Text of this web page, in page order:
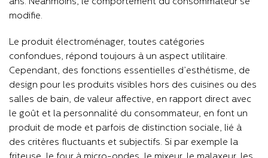
ans. Néanmoins, le comportement du consommateur se
modifie.
Le produit électroménager, toutes catégories
confondues, répond toujours à un aspect utilitaire.
Cependant, des fonctions essentielles d’esthétisme, de
design pour les produits visibles hors des cuisines ou des
salles de bain, de valeur affective, en rapport direct avec
le goût et la personnalité du consommateur, en font un
produit de mode et parfois de distinction sociale, lié à
des critères fluctuants et subjectifs. Si par exemple la